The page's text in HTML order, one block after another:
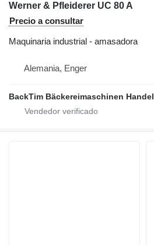
Werner & Pfleiderer UC 80 A
Precio a consultar
Maquinaria industrial - amasadora
Alemania, Enger
BackTim Bäckereimaschinen Handel